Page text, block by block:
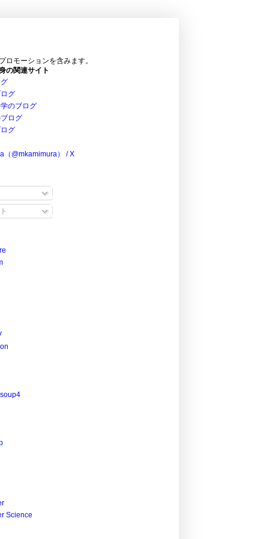
ロモーションを含みます。
の関連サイト
グ
のブログ
ログ
グ
（@mkamimura） / X
Science